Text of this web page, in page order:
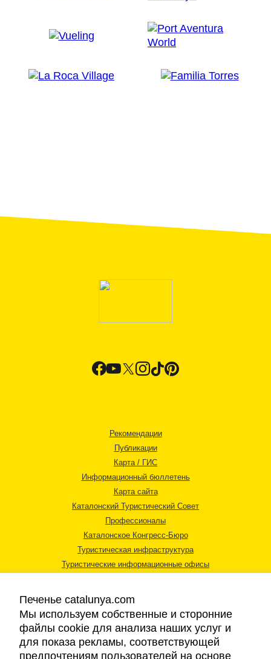
Рекомендации
Публикации
Карта / ГИС
Информационный бюллетень
Карта сайта
Каталонский Туристический Совет
Профессионалы
Каталонское Конгресс-Бюро
Туристическая инфраструктура
Туристические информационные офисы
Правовая информация
Печенье catalunya.com
Мы используем собственные и сторонние
файлы cookie для анализа наших услуг и
для показа рекламы, соответствующей
предпочтениям пользователей на основе